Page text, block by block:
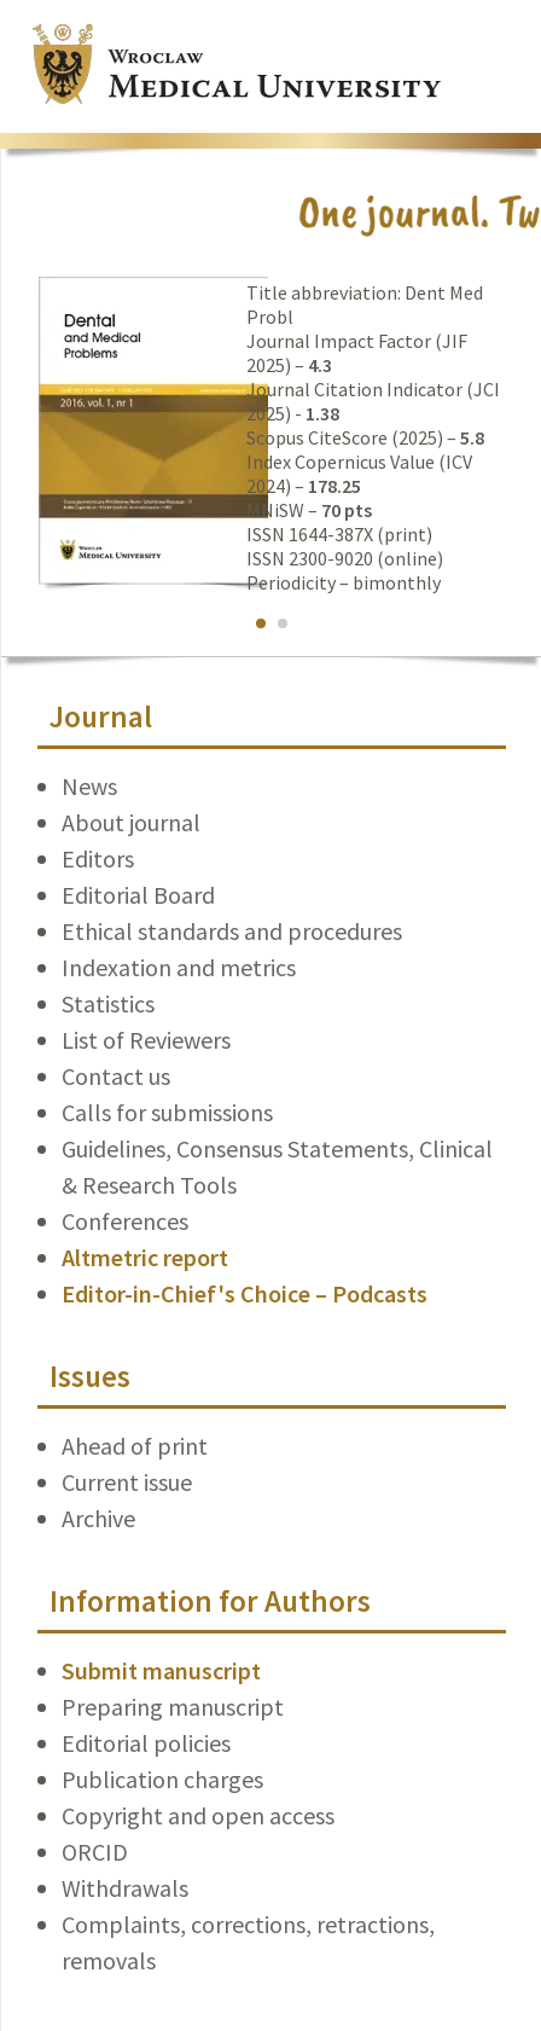
Title abbreviation: Dent Med
Probl
Journal Impact Factor (JIF
2025) – 4.3
Journal Citation Indicator (JCI
2025) - 1.38
Scopus CiteScore (2025) – 5.8
Index Copernicus Value (ICV
2024) – 178.25
MNiSW – 70 pts
ISSN 1644-387X (print)
ISSN 2300-9020 (online)
Periodicity – bimonthly
Journal
News
About journal
Editors
Editorial Board
Ethical standards and procedures
Indexation and metrics
Statistics
List of Reviewers
Contact us
Calls for submissions
Guidelines, Consensus Statements, Clinical
& Research Tools
Conferences
Altmetric report
Editor-in-Chief's Choice – Podcasts
Issues
Ahead of print
Current issue
Archive
Information for Authors
Submit manuscript
Preparing manuscript
Editorial policies
Publication charges
Copyright and open access
ORCID
Withdrawals
Complaints, corrections, retractions,
removals